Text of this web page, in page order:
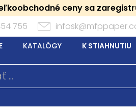
ceny sa
755
KATALÓGY K STIAHNUTIU